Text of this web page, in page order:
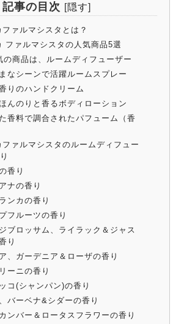
記事の目次 [隠す]
ァルマシスタとは？
ファルマシスタの人気商品5選
の商品は、ルームディフューザー
なシーンで活躍ルームスプレー
りのハンドクリーム
んのりと香るボディローション
香料で調合されたパフューム（香
ァルマシスタのルームディフュー
香り
ナの香り
ンカの香り
フルーツの香り
ブロッサム、ライラック＆ジャス
り
、ガーデニア＆ローザの香り
ーニの香り
コ(シャンパン)の香り
バーベナ&シダーの香り
ンバー＆ロータスフラワーの香り